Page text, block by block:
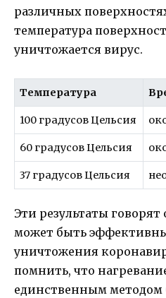
различных
температура
уничтожается вирус.
Температура
100 градусов Цельсия
60 градусов Цельсия
37 градусов Цельсия
Эти результаты
может быть
уничтожения
помнить, что
единственным методом